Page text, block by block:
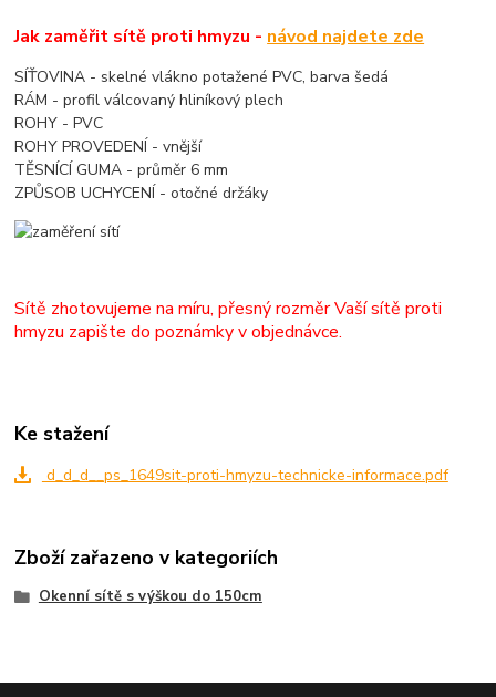
Jak zaměřit sítě proti hmyzu - návod najdete zde
SÍŤOVINA - skelné vlákno potažené PVC, barva šedá
RÁM - profil válcovaný hliníkový plech
ROHY - PVC
ROHY PROVEDENÍ - vnější
TĚSNÍCÍ GUMA - průměr 6 mm
ZPŮSOB UCHYCENÍ - otočné držáky
Sítě zhotovujeme na míru, přesný rozměr Vaší sítě proti
hmyzu zapište do poznámky v objednávce.
Ke stažení
d_d_d__ps_1649sit-proti-hmyzu-technicke-informace.pdf
Zboží zařazeno v kategoriích
Okenní sítě s výškou do 150cm